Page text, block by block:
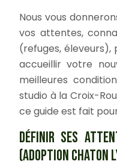
Nous vous
vos attentes,
(refuges,
accueillir votre
meilleures
studio à la Croix-
ce guide est fait
DÉFINIR SES
(ADOPTION CHATON